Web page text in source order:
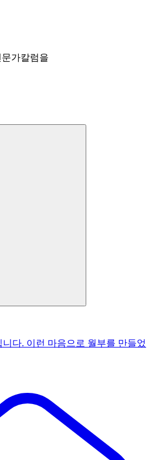
가칼럼을
다. 이런 마음으로 월부를 만들었